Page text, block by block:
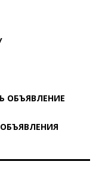
ОБЪЯВЛЕНИЕ
ОБЪЯВЛЕНИЯ